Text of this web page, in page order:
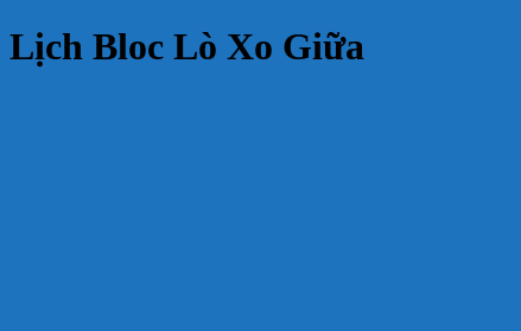
Lịch Bloc Lò Xo Giữa